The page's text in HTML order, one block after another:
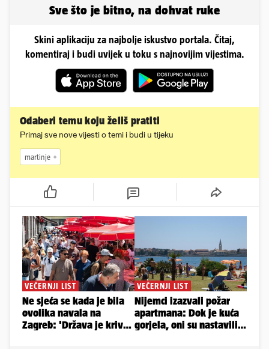
Sve što je bitno, na dohvat ruke
Skini aplikaciju za najbolje iskustvo portala. Čitaj,
komentiraj i budi uvijek u toku s najnovijim vijestima.
Odaberi temu koju želiš pratiti
Primaj sve nove vijesti o temi i budi u tijeku
martinje